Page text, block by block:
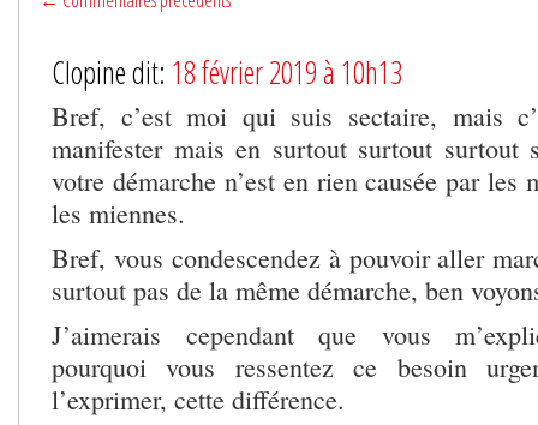
Clopine dit: 18 février 2019 à 10h13
Bref, c’est moi qui suis sectaire, mais
manifester mais en surtout surtout surtout
votre démarche n’est en rien causée par les
les miennes.
Bref, vous condescendez à pouvoir aller
surtout pas de la même démarche, ben
J’aimerais cependant que vous
pourquoi vous ressentez ce besoin
l’exprimer, cette différence.